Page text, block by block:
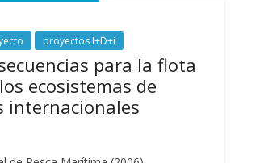
proyectos I+D+i
para la flota
ecosistemas de
internacionales